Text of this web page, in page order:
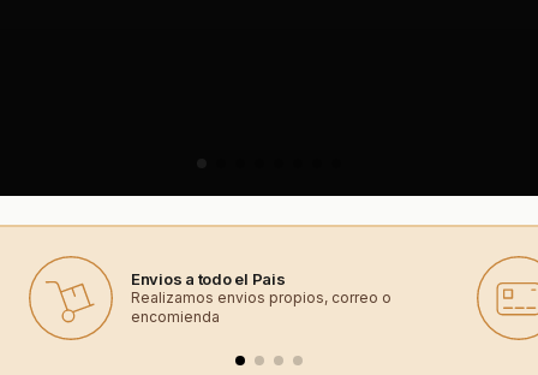
Envios a todo el Pais
Realizamos envios propios, correo o
encomienda